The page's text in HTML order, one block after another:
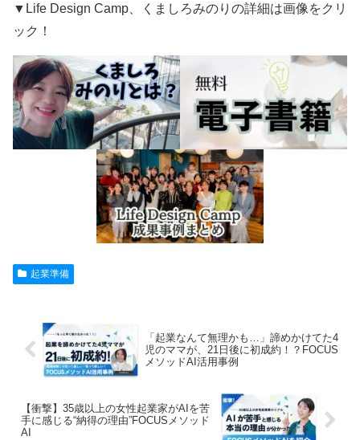
▼Life Design Camp、くましろみのりの詳細は画像をクリ
ック！
起業準備
「起業なんて無理かも…」諦めかけてた4
児のママが、21日後に初成約！？FOCUS
メソッドAI活用事例
【衝撃】35歳以上の女性起業家がAIを苦
手に感じる“納得の理由”FOCUSメソッド
AI